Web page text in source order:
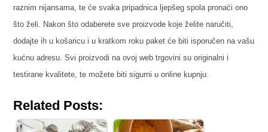
raznim nijansama, te će svaka pripadnica ljepšeg spola pronaći ono
što želi. Nakon što odaberete sve proizvode koje želite naručiti,
dodajte ih u košaricu i u kratkom roku paket će biti isporučen na vašu
kućnu adresu. Svi proizvodi na ovoj web trgovini su originalni i
testirane kvalitete, te možete biti sigurni u online kupnju.
Related Posts: